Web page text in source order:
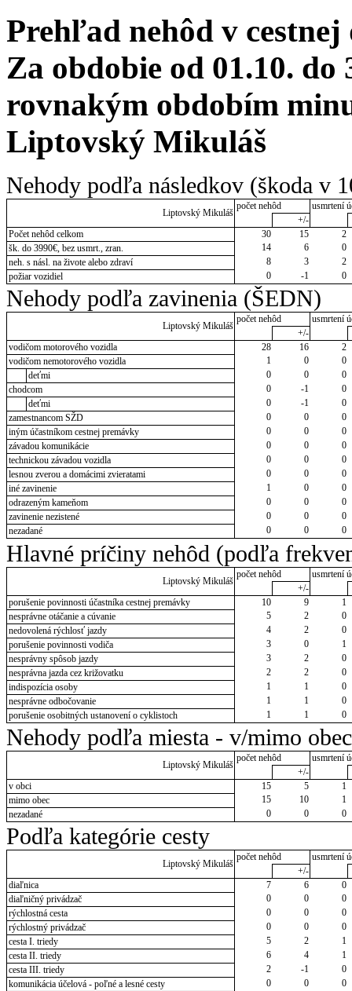
Prehľad nehôd v cestnej
Za obdobie od 01.10. do
rovnakým obdobím
Liptovský Mikuláš
Nehody podľa následkov (škoda v
Liptovský Mikuláš
počet nehôd
usmrtení
+/-
Počet nehôd celkom
30 15
2
šk. do 3990€, bez usmrt., zran.
14 6
0
neh. s násl. na živote alebo zdraví
8 3
2
požiar vozidiel
0 -1 0
Nehody podľa zavinenia (ŠEDN)
Liptovský Mikuláš
počet nehôd
usmrtení
+/-
vodičom motorového vozidla
28 16
2
vodičom nemotorového vozidla
1 0
0
deťmi
0 0
0
chodcom
0 -1
0
deťmi
0 -1
0
zamestnancom SŽD
0 0
0
iným účastníkom cestnej premávky
0 0
0
závadou komunikácie
0 0
0
technickou závadou vozidla
0 0
0
lesnou zverou a domácimi zvieratami
0 0
0
iné zavinenie
1 0
0
odrazeným kameňom
0 0
0
zavinenie nezistené
0 0
0
nezadané
0 0 0
Hlavné príčiny nehôd (podľa
Liptovský Mikuláš
počet nehôd
usmrtení
+/-
porušenie povinnosti účastníka cestnej premávky
10 9
1
nesprávne otáčanie a cúvanie
5 2
0
nedovolená rýchlosť jazdy
4 2
0
porušenie povinnosti vodiča
3 0
1
nesprávny spôsob jazdy
3 2
0
nesprávna jazda cez križovatku
2 2
0
indispozícia osoby
1 1
0
nesprávne odbočovanie
1 1
0
porušenie osobitných ustanovení o cyklistoch
1 1 0
Nehody podľa miesta - v/mimo obec
Liptovský Mikuláš
počet nehôd
usmrtení
+/-
v obci
15 5
1
mimo obec
15 10
1
nezadané
0 0 0
Podľa kategórie cesty
Liptovský Mikuláš
počet nehôd
usmrtení
+/-
diaľnica
7 6
0
diaľničný privádzač
0 0
0
rýchlostná cesta
0 0
0
rýchlostný privádzač
0 0
0
cesta I. triedy
5 2
1
cesta II. triedy
6 4
1
cesta III. triedy
2 -1
0
komunikácia účelová - poľné a lesné cesty
0 0
0